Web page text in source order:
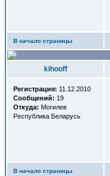
В начало страницы
kihooff
Регистрация: 11.12.2010
Сообщений: 19
Откуда: Могилев
Республика Беларусь
В начало страницы